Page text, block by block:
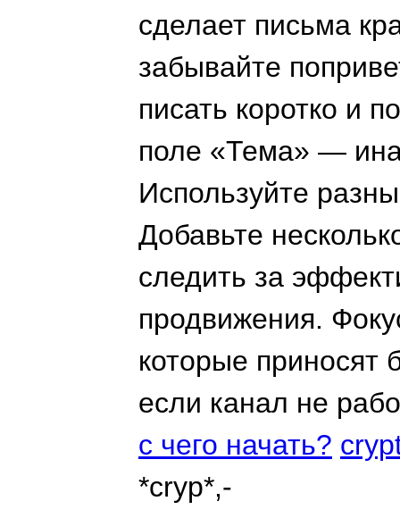
сделает письма
забывайте
писать коротко и
поле «Тема» —
Используйте
Добавьте
следить за
продвижения.
которые приносят
если канал не
с чего начать?
*cryp*,-